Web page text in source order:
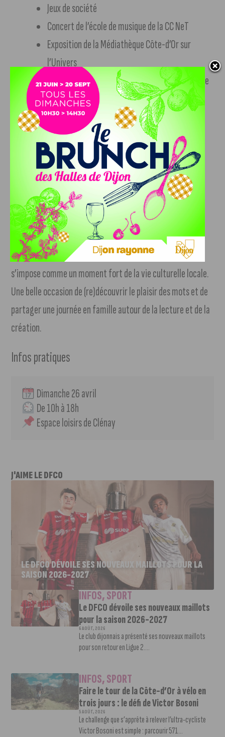
Jeux de société
Concert de l’école de musique de la CC NeT
Exposition de la Médiathèque Côte-d’Or sur
l’Univers
Tombola au profit des bibliothèques du territoire
Temps forts de la journée
10h : ouverture du salon
14h15 : concert de l’école de musique
14h30 : remise des prix aux écoles, en présence
des élus, des enseignants, des enfants et des
parents
Entre littérature, sciences et imaginaire, ce salon du livre
s’impose comme un moment fort de la vie culturelle locale.
Une belle occasion de (re)découvrir le plaisir des mots et de
partager une journée en famille autour de la lecture et de la
création.
Infos pratiques
Dimanche 26 avril
De 10h à 18h
Espace loisirs de Clénay
J'AIME LE DFCO
LE DFCO DÉVOILE SES NOUVEAUX MAILLOTS POUR LA
SAISON 2026-2027
INFOS,SPORT
Le DFCO dévoile ses nouveaux maillots
pour la saison 2026-2027
6 AOÛT, 2026
Le club dijonnais a présenté ses nouveaux maillots
pour son retour en Ligue 2....
INFOS,SPORT
Faire le tour de la Côte-d’Or à vélo en
trois jours : le défi de Victor Bosoni
5 AOÛT, 2026
Le challenge que s’apprête à relever l’ultra-cycliste
Victor Bosoni est simple : parcourir 571...